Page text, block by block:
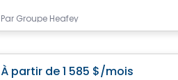
Par Groupe Heafey
À partir de1 585 $/mois